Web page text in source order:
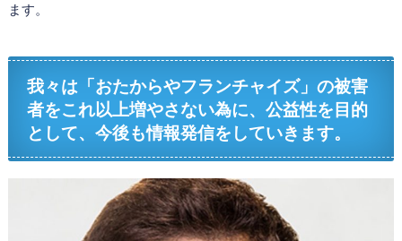
ます。
我々は「おたからやフランチャイズ」の被害
者をこれ以上増やさない為に、公益性を目的
として、今後も情報発信をしていきます。